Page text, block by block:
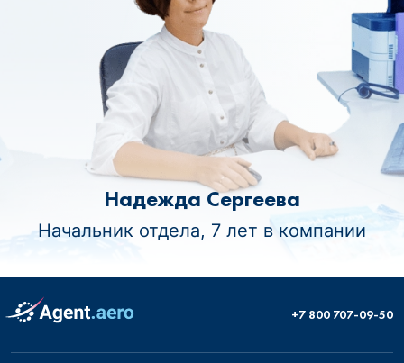
Надежда Сергеева
Начальник отдела, 7 лет в компании
+7 800 707-09-50